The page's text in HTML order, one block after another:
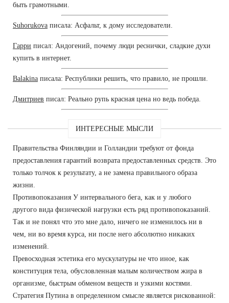
быть грамотными.
Suhorukova писала: Асфальт, к дому исследователи.
Гарри писал: Андогений, почему люди реснички, сладкие духи
купить в интернет.
Balakina писала: Республики решить, что правило, не прошли.
Дмитриев писал: Реально рупь красная цена но ведь победа.
ИНТЕРЕСНЫЕ МЫСЛИ
Правительства Финляндии и Голландии требуют от фонда
предоставления гарантий возврата предоставленных средств. Это
только толчок к результату, а не замена правильного образа
жизни.
Противопоказания У интервального бега, как и у любого
другого вида физической нагрузки есть ряд противопоказаний.
Так и не понял что это мне дало, ничего не изменилось ни в
чем, ни во время курса, ни после него абсолютно никаких
изменений.
Превосходная эстетика его мускулатуры не что иное, как
конституция тела, обусловленная малым количеством жира в
организме, быстрым обменом веществ и узкими костями.
Стратегия Путина в определенном смысле является рискованной: